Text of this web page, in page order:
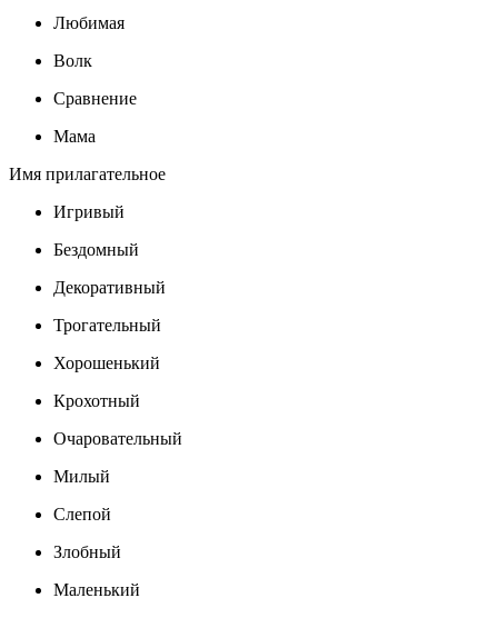
Любимая
Волк
Сравнение
Мама
Имя прилагательное
Игривый
Бездомный
Декоративный
Трогательный
Хорошенький
Крохотный
Очаровательный
Милый
Слепой
Злобный
Маленький